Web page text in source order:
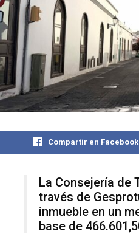
Compartir en Facebook
La Consejería de
través de
inmueble en un
base de